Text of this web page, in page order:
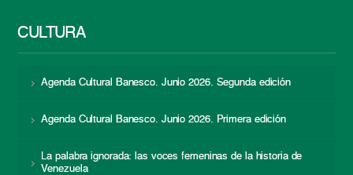
CULTURA
Agenda Cultural Banesco. Junio 2026. Segunda edición
Agenda Cultural Banesco. Junio 2026. Primera edición
La palabra ignorada: las voces femeninas de la historia de
Venezuela